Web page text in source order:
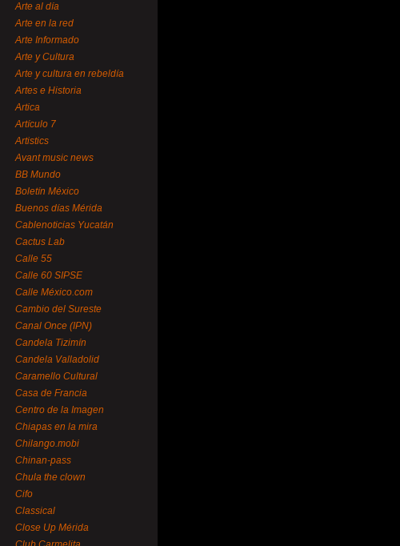
Arte al día
Arte en la red
Arte Informado
Arte y Cultura
Arte y cultura en rebeldía
Artes e Historia
Artica
Artículo 7
Artistics
Avant music news
BB Mundo
Boletín México
Buenos días Mérida
Cablenoticias Yucatán
Cactus Lab
Calle 55
Calle 60 SIPSE
Calle México.com
Cambio del Sureste
Canal Once (IPN)
Candela Tizimín
Candela Valladolid
Caramello Cultural
Casa de Francia
Centro de la Imagen
Chiapas en la mira
Chilango.mobi
Chinan-pass
Chula the clown
Cifo
Classical
Close Up Mérida